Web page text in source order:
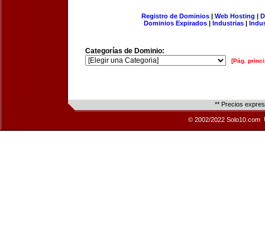
Registro de Dominios| Web Hosting |
Dominios Expirados | Industrias |
Categorías de Dominio:
[Pág.
** Precios
© 2002/2022 Solo10.com